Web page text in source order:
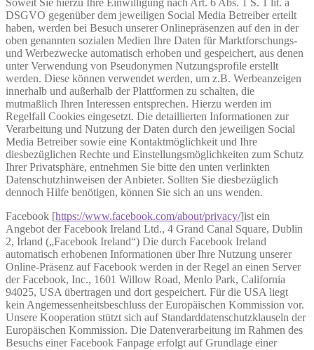
DSGVO gegenüber dem jeweiligen Social Media Betreiber erteilt
haben, werden bei Besuch unserer Onlinepräsenzen auf den in der
oben genannten sozialen Medien Ihre Daten für Marktforschungs-
und Werbezwecke automatisch erhoben und gespeichert, aus denen
unter Verwendung von Pseudonymen Nutzungsprofile erstellt
werden. Diese können verwendet werden, um z.B. Werbeanzeigen
innerhalb und außerhalb der Plattformen zu schalten, die
mutmaßlich Ihren Interessen entsprechen. Hierzu werden im
Regelfall Cookies eingesetzt. Die detaillierten Informationen zur
Verarbeitung und Nutzung der Daten durch den jeweiligen Social
Media Betreiber sowie eine Kontaktmöglichkeit und Ihre
diesbezüglichen Rechte und Einstellungsmöglichkeiten zum Schutz
Ihrer Privatsphäre, entnehmen Sie bitte den unten verlinkten
Datenschutzhinweisen der Anbieter. Sollten Sie diesbezüglich
dennoch Hilfe benötigen, können Sie sich an uns wenden.
Facebook [https://www.facebook.com/about/privacy/]ist ein
Angebot der Facebook Ireland Ltd., 4 Grand Canal Square, Dublin
2, Irland („Facebook Ireland“) Die durch Facebook Ireland
automatisch erhobenen Informationen über Ihre Nutzung unserer
Online-Präsenz auf Facebook werden in der Regel an einen Server
der Facebook, Inc., 1601 Willow Road, Menlo Park, California
94025, USA übertragen und dort gespeichert. Für die USA liegt
kein Angemessenheitsbeschluss der Europäischen Kommission vor.
Unsere Kooperation stützt sich auf Standarddatenschutzklauseln der
Europäischen Kommission. Die Datenverarbeitung im Rahmen des
Besuchs einer Facebook Fanpage erfolgt auf Grundlage einer